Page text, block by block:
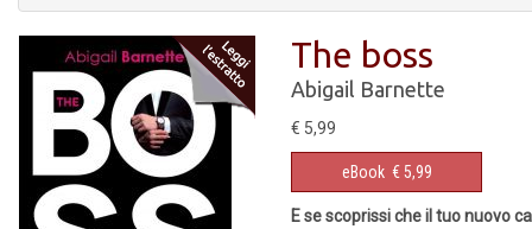
The boss
Abigail Barnette
€ 5,99
eBook € 5,99
E se scoprissi che il tuo nuovo